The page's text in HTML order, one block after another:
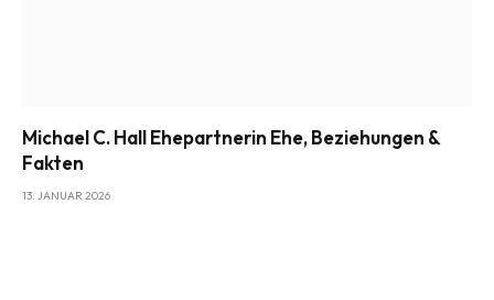
Michael C. Hall Ehepartnerin Ehe, Beziehungen &
Fakten
13. JANUAR 2026